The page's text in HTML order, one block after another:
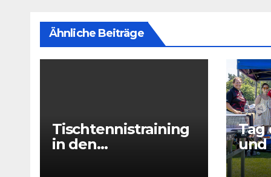
Ähnliche Beiträge
Tischtennistraining
in den
Tag
und
drin